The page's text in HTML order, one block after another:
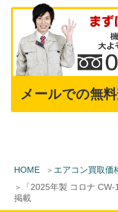
HOME エアコン買取価
「2025年製 コロナ
掲載
メールでの無